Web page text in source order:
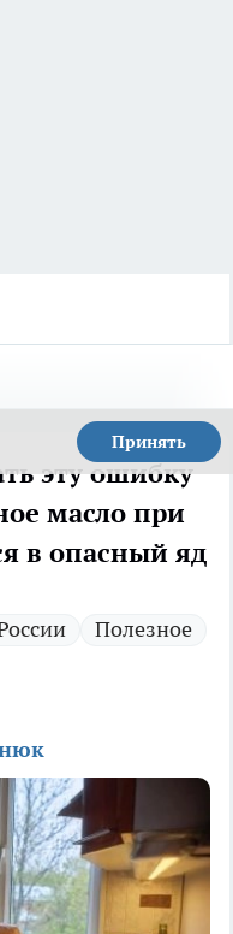
Принять
эту ошибку
масло при
в опасный яд
Полезное